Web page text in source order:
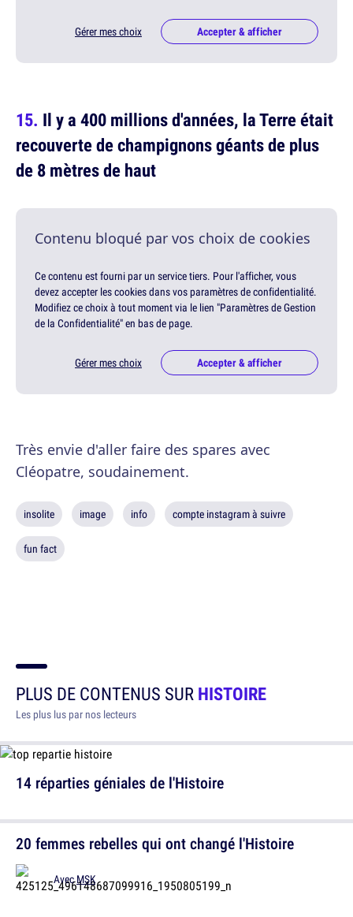
Gérer mes choix Accepter & afficher
Il y a 400 millions d'années, la Terre était
recouverte de champignons géants de plus
de 8 mètres de haut
Contenu bloqué par vos choix de cookies
Ce contenu est fourni par un service tiers. Pour l'afficher, vous
devez accepter les cookies dans vos paramètres de confidentialité.
Modifiez ce choix à tout moment via le lien "Paramètres de Gestion
de la Confidentialité" en bas de page.
Gérer mes choix Accepter & afficher
Très envie d'aller faire des spares avec
Cléopatre, soudainement.
insolite image info compte instagram à suivre
fun fact
PLUS DE CONTENUS SURHISTOIRE
Les plus lus par nos lecteurs
14 réparties géniales de l'Histoire
20 femmes rebelles qui ont changé l'Histoire
AvecMSK